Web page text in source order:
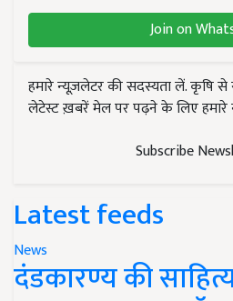
Join on
हमारे न्यूज़लेटर की सदस्यता लें. कृषि
लेटेस्ट ख़बरें मेल पर पढ़ने के लिए हमारे
Subscribe
Latest feeds
News
दंडकारण्य की